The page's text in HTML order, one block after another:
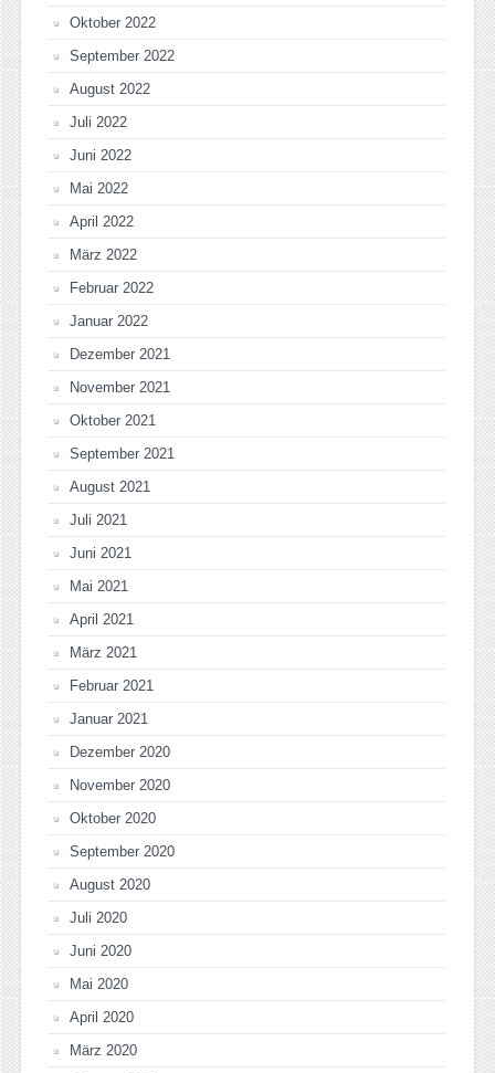
Oktober 2022
September 2022
August 2022
Juli 2022
Juni 2022
Mai 2022
April 2022
März 2022
Februar 2022
Januar 2022
Dezember 2021
November 2021
Oktober 2021
September 2021
August 2021
Juli 2021
Juni 2021
Mai 2021
April 2021
März 2021
Februar 2021
Januar 2021
Dezember 2020
November 2020
Oktober 2020
September 2020
August 2020
Juli 2020
Juni 2020
Mai 2020
April 2020
März 2020